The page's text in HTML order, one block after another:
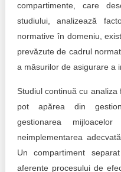
compartimente, care
studiului, analizează
normative în domeniu,
prevăzute de cadrul
a măsurilor de asigurare a
Studiul continuă cu
pot apărea din
gestionarea
neimplementarea
Un compartiment
aferente procesului de